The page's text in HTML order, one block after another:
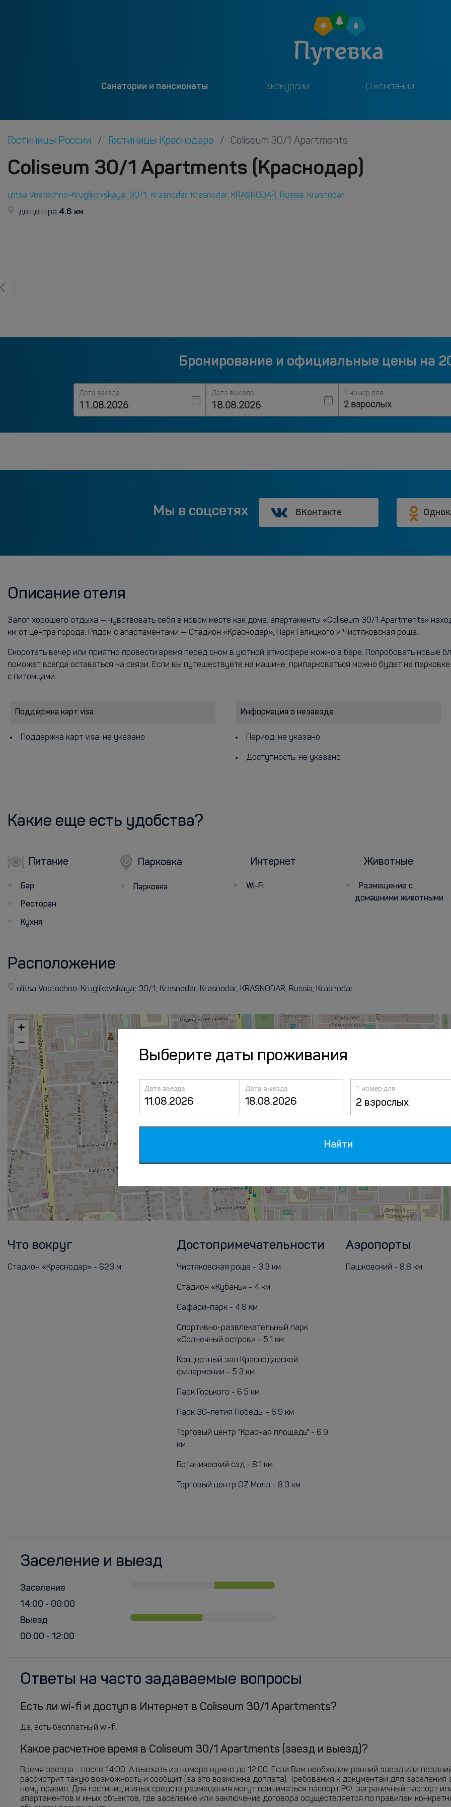
Санатории и пансионаты Экскурсии О компании
Гостиницы России Гостиницы Краснодара Coliseum 30/1 Apartments
Coliseum 30/1 Apartments (Краснодар)
ulitsa Vostochno-Kruglikovskaya; 30/1; Krasnodar, Krasnodar, KRASNODAR, Russia, Krasnodar
до центра 4.6 км
Бронирование и официальные цены на
Дата заезда: Дата выезда: 1 номер для
2 взрослых
Мы в соцсетях ВКонтакте
Описание отеля
Залог хорошего отдыха — чувствовать себя в новом месте как дома: апартаменты «Coliseum 30/1 Apartments»
км от центра города. Рядом с апартаментами — Стадион «Краснодар», Парк Галицкого и Чистяковская роща.
Скоротать вечер или приятно провести время перед сном в уютной атмосфере можно в баре. Попробовать новые
поможет всегда оставаться на связи. Если вы путешествуете на машине, припарковаться можно будет на
с питомцами.
Поддержка карт visa
Поддержка карт visa: не указано
Информация о незаезде
Период: не указано
Доступность: не указано
Какие еще есть удобства?
Питание
Бар
Ресторан
Кухня
Парковка
Парковка
Интернет
Wi-Fi
Животные
Размещение с
домашними животными
Расположение
ulitsa Vostochno-Kruglikovskaya; 30/1; Krasnodar, Krasnodar, KRASNODAR, Russia, Krasnodar
+
−
Что вокруг
Стадион «Краснодар» - 623 м
Достопримечательности
Чистяковская роща - 3.3 км
Стадион «Кубань» - 4 км
Сафари-парк - 4.8 км
Спортивно-развлекательный парк
«Солнечный остров» - 5.1 км
Концертный зал Краснодарской
филармонии - 5.3 км
Парк Горького - 6.5 км
Парк 30-летия Победы - 6.9 км
Торговый центр "Красная площадь" - 6.9
км
Ботанический сад - 8.1 км
Торговый центр OZ Молл - 8.3 км
Аэропорты
Пашковский - 8.8 км
Заселение и выезд
Заселение
14:00 - 00:00
Выезд
00:00 - 12:00
Ответы на часто задаваемые вопросы
Есть ли wi-fi и доступ в Интернет в Coliseum 30/1 Apartments?
Да, есть бесплатный wi-fi.
Какое расчетное время в Coliseum 30/1 Apartments (заезд и выезд)?
Время заезда - после 14:00. А выехать из номера нужно до 12:00. Если Вам необходим ранний заезд или
рассмотрит такую возможность и сообщит (за это возможна доплата). Требования к документам для
нему правил. Для гостиниц и иных средств размещения могут приниматься паспорт РФ, заграничный паспорт
апартаментов и иных объектов, где заселение или заключение договора осуществляется по правилам
Выберите даты проживания
Дата заезда Дата выезда 1 номер для
2 взрослых
Найти